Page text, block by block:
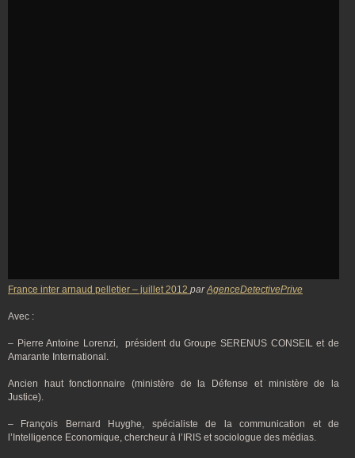
France inter arnaud pelletier – juillet 2012 parAgenceDetectivePrive
Avec :
– Pierre Antoine Lorenzi, président du Groupe SERENUS CONSEIL et de
Amarante International.
Ancien haut fonctionnaire (ministère de la Défense et ministère de la
Justice).
– François Bernard Huyghe, spécialiste de la communication et de
l’Intelligence Economique, chercheur à l’IRIS et sociologue des médias.